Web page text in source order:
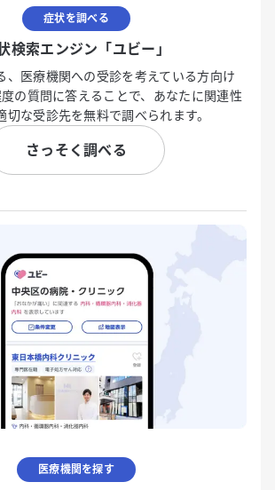
症状を調べる
検索エンジン「ユビー」
、医療機関への受診を考えている方向け
の質問に答えることで、あなたに関連性
切な受診先を無料で調べられます。
さっそく調べる
医療機関を探す